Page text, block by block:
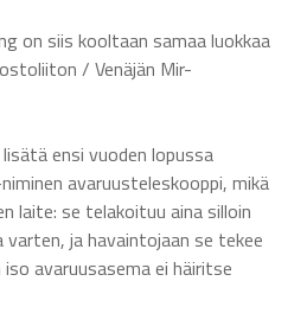
on siis kooltaan samaa luokkaa
/ Venäjän Mir-
ensi vuoden lopussa
avaruusteleskooppi, mikä
laite: se telakoituu aina silloin
ja havaintojaan se tekee
avaruusasema ei häiritse